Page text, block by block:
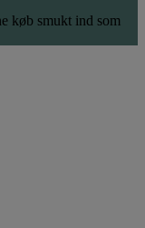
køb smukt ind som